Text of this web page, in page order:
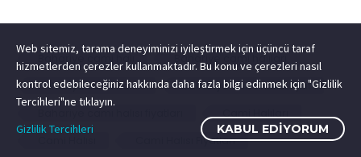
Bahariye cami halı
Bahariye cami halıları
Bahariye cami halısı
Bahariye cami halısı fiyat
Cami Halıları
Cami Halısı Fiyatları
Web sitemiz, tarama deneyiminizi iyileştirmek için üçüncü taraf
hizmetlerden çerezler kullanmaktadır. Bu konu ve çerezleri nasıl
kontrol edebileceğiniz hakkında daha fazla bilgi edinmek için "Gizlilik
Tercihleri"ne tıklayın.
Gizlilik Tercihleri
KABUL EDIYORUM